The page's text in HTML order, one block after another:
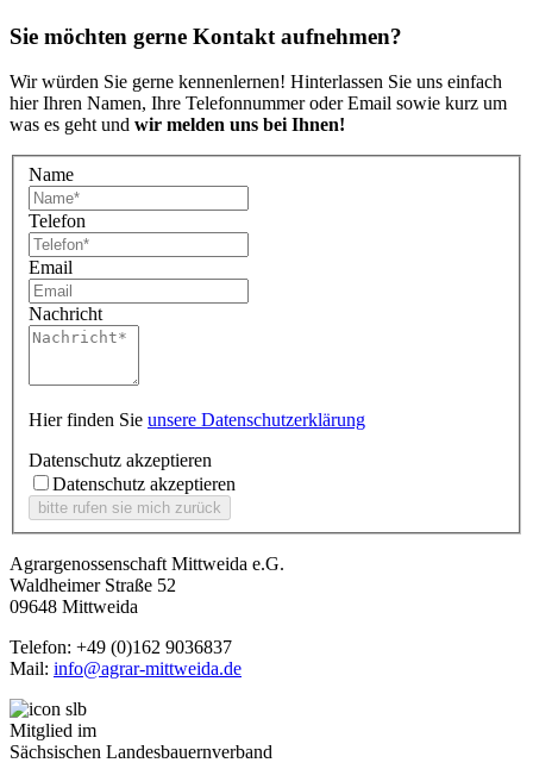
Sie möchten gerne Kontakt aufnehmen?
Wir würden Sie gerne kennenlernen! Hinterlassen Sie uns einfach
hier Ihren Namen, Ihre Telefonnummer oder Email sowie kurz um
was es geht und wir melden uns bei Ihnen!
Name
Telefon
Email
Nachricht
Hier finden Sie unsere Datenschutzerklärung
Datenschutz akzeptieren
Datenschutz akzeptieren
Agrargenossenschaft Mittweida e.G.
Waldheimer Straße 52
09648 Mittweida
Telefon: +49 (0)162 9036837
Mail: info@agrar-mittweida.de
Mitglied im
Sächsischen Landesbauernverband